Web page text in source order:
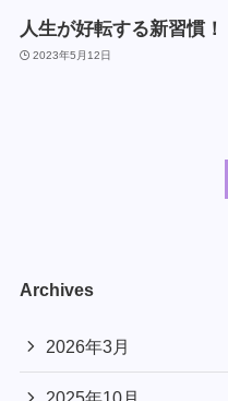
人生が好転する新習慣！
2023年5月12日
Archives
2026年3月